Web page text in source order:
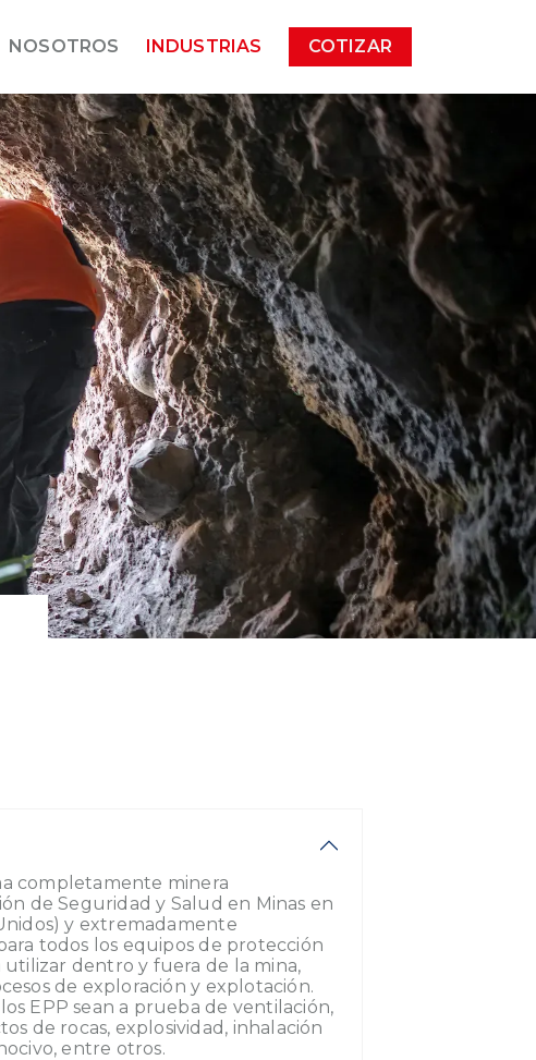
NOSOTROS INDUSTRIAS COTIZAR
completamente minera
de Seguridad y Salud en Minas en
y extremadamente
todos los equipos de protección
utilizar dentro y fuera de la mina,
de exploración y explotación.
EPP sean a prueba de ventilación,
de rocas, explosividad, inhalación
entre otros.